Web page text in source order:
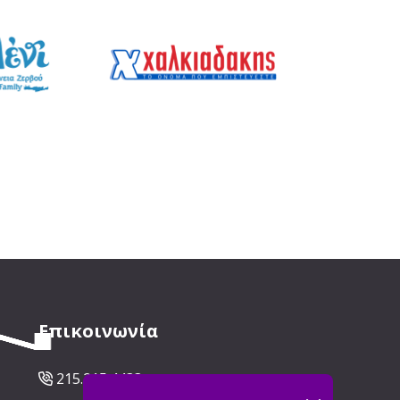
Επικοινωνία
215.215.4433